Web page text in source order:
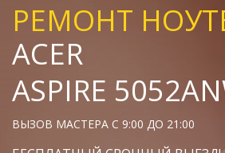
РЕМОНТ
ACER
ASPIRE
ВЫЗОВ МАСТЕРА С 9:00 ДО 21:00